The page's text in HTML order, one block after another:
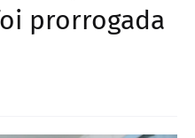
prorrogada